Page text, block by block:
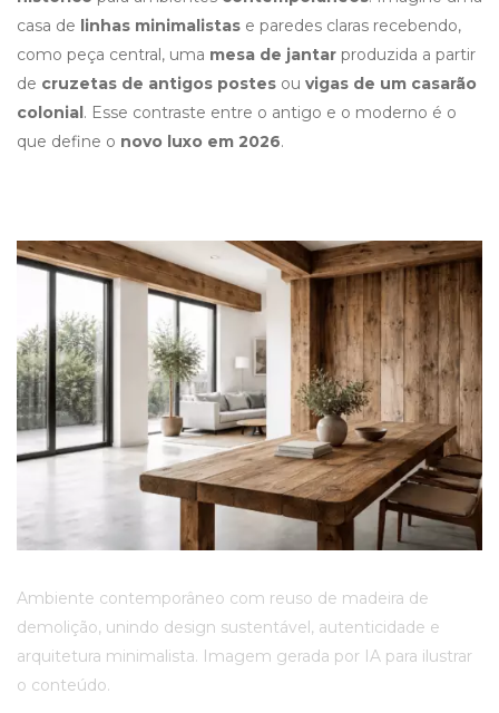
casa de linhas minimalistas e paredes claras recebendo,
como peça central, uma mesa de jantar produzida a partir
de cruzetas de antigos postes ou vigas de um casarão
colonial. Esse contraste entre o antigo e o moderno é o
que define o novo luxo em 2026.
Ambiente contemporâneo com reuso de madeira de
demolição, unindo design sustentável, autenticidade e
arquitetura minimalista. Imagem gerada por IA para ilustrar
o conteúdo.